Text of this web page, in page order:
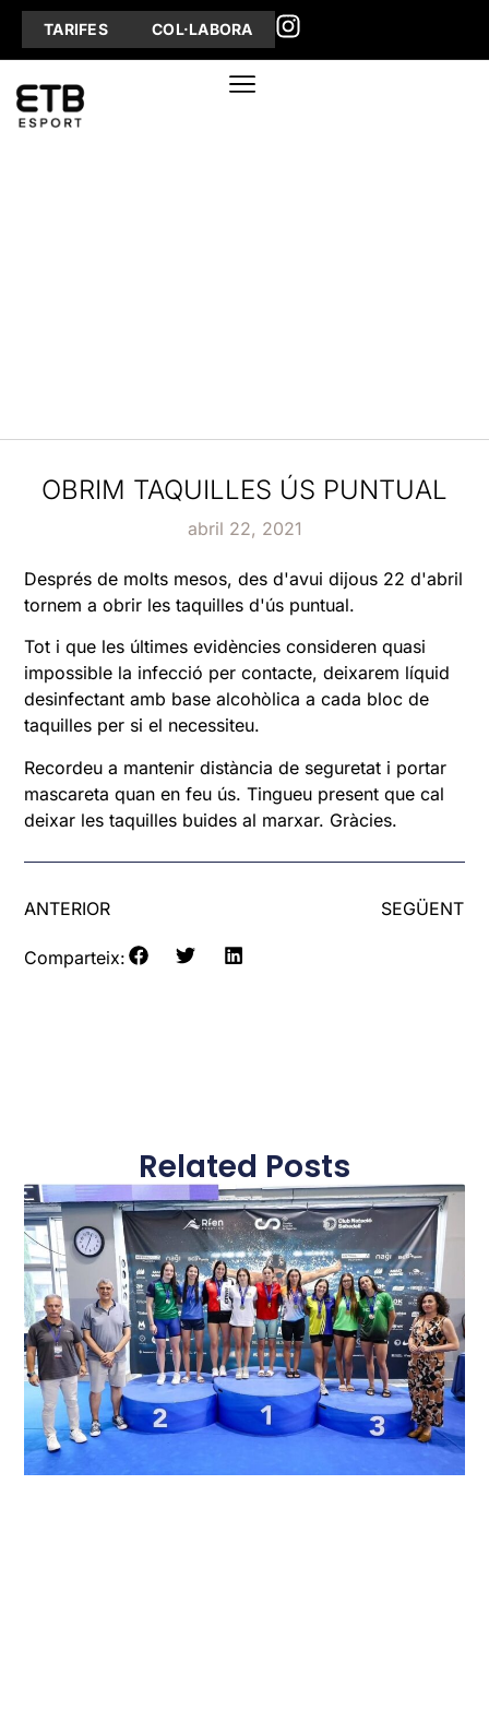
TARIFES COL·LABORA
OBRIM TAQUILLES ÚS PUNTUAL
abril 22, 2021
Després de molts mesos, des d'avui dijous 22 d'abril
tornem a obrir les taquilles d'ús puntual.
Tot i que les últimes evidències consideren quasi
impossible la infecció per contacte, deixarem líquid
desinfectant amb base alcohòlica a cada bloc de
taquilles per si el necessiteu.
Recordeu a mantenir distància de seguretat i portar
mascareta quan en feu ús. Tingueu present que cal
deixar les taquilles buides al marxar. Gràcies.
ANTERIOR SEGÜENT
Comparteix:
Related Posts